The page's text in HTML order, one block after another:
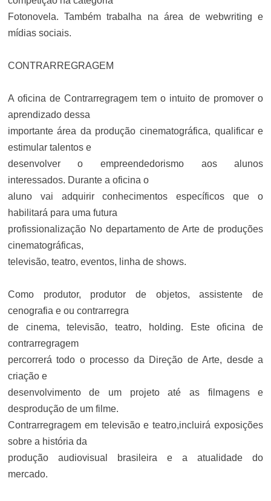
Fotonovela. Também trabalha na área de webwriting e
mídias sociais.
CONTRARREGRAGEM
A oficina de Contrarregragem tem o intuito de promover o
aprendizado dessa
importante área da produção cinematográfica, qualificar e
estimular talentos e
desenvolver o empreendedorismo aos alunos
interessados. Durante a oficina o
aluno vai adquirir conhecimentos específicos que o
habilitará para uma futura
profissionalização No departamento de Arte de produções
cinematográficas,
televisão, teatro, eventos, linha de shows.
Como produtor, produtor de objetos, assistente de
cenografia e ou contrarregra
de cinema, televisão, teatro, holding. Este oficina de
contrarregragem
percorrerá todo o processo da Direção de Arte, desde a
criação e
desenvolvimento de um projeto até as filmagens e
desprodução de um filme.
Contrarregragem em televisão e teatro,incluirá exposições
sobre a história da
produção audiovisual brasileira e a atualidade do
mercado.